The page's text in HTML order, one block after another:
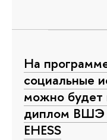
На
социальные
можно будет
диплом ВШЭ
EHESS